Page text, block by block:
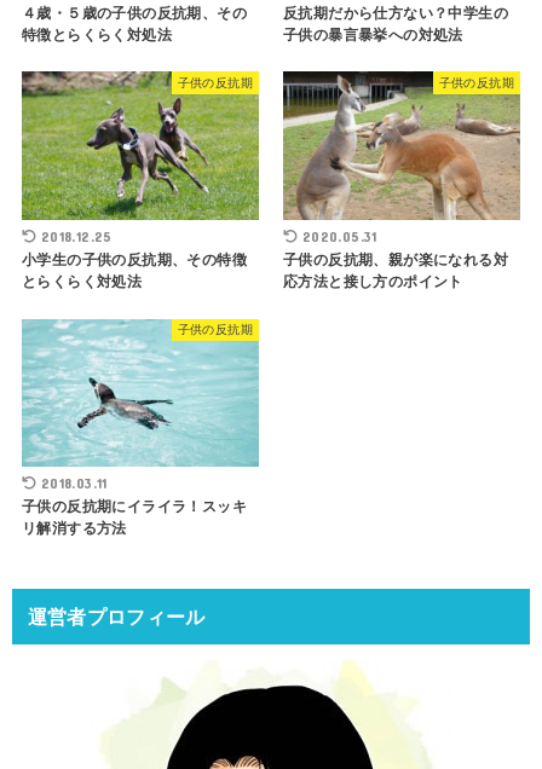
４歳・５歳の子供の反抗期、その
特徴とらくらく対処法
反抗期だから仕方ない？中学生の
子供の暴言暴挙への対処法
子供の反抗期
2018.12.25
小学生の子供の反抗期、その特徴
とらくらく対処法
子供の反抗期
2020.05.31
子供の反抗期、親が楽になれる対
応方法と接し方のポイント
子供の反抗期
2018.03.11
子供の反抗期にイライラ！スッキ
リ解消する方法
運営者プロフィール